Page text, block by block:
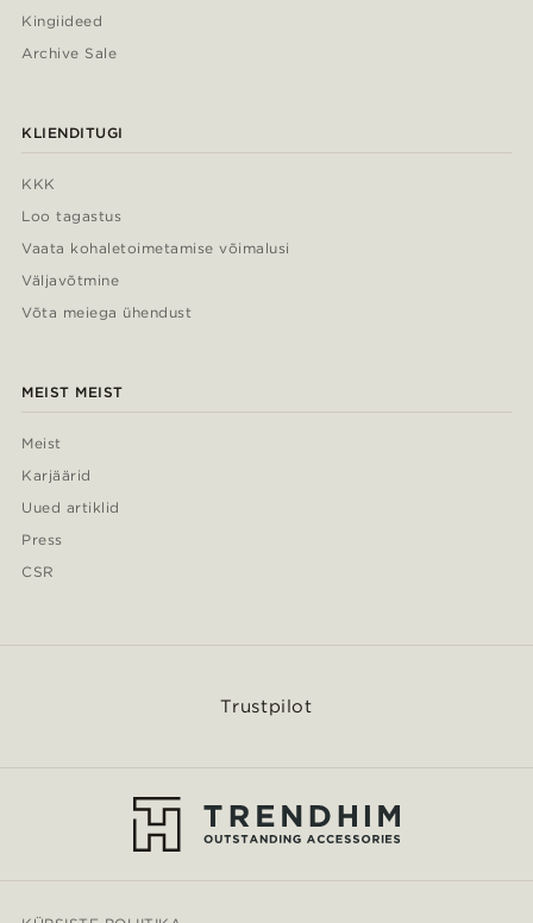
Kingiideed
Archive Sale
KLIENDITUGI
KKK
Loo tagastus
Vaata kohaletoimetamise võimalusi
Väljavõtmine
Võta meiega ühendust
MEIST MEIST
Meist
Karjäärid
Uued artiklid
Press
CSR
Trustpilot